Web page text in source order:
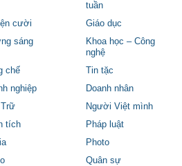
tuần
cười
Giáo dục
sáng
Khoa học – Công
nghệ
chế
Tin tặc
nghiệp
Doanh nhân
Người Việt mình
tích
Pháp luật
Photo
Quân sự